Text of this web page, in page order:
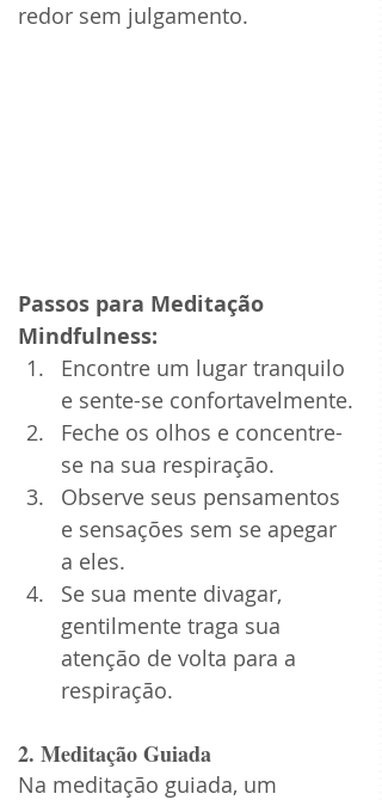
redor sem julgamento.
Passos para Meditação
Mindfulness:
Encontre um lugar tranquilo
e sente-se confortavelmente.
Feche os olhos e concentre-
se na sua respiração.
Observe seus pensamentos
e sensações sem se apegar
a eles.
Se sua mente divagar,
gentilmente traga sua
atenção de volta para a
respiração.
2. Meditação Guiada
Na meditação guiada, um